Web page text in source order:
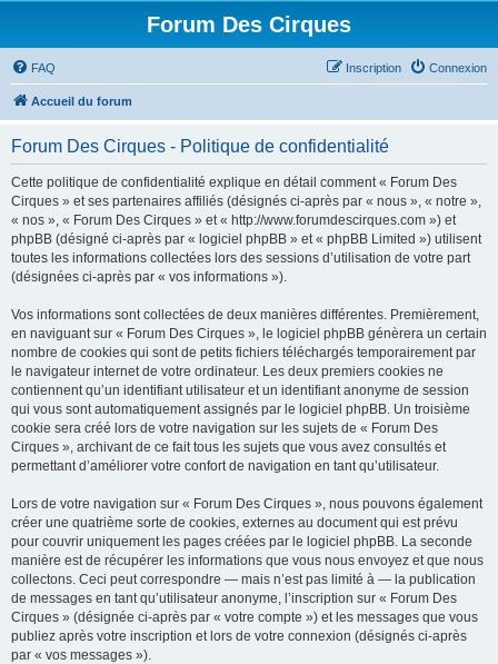
Forum Des Cirques
FAQ Connexion
Inscription
Accueil du forum
Forum Des Cirques - Politique de confidentialité
Cette politique de confidentialité explique en détail comment « Forum Des
Cirques » et ses partenaires affiliés (désignés ci-après par « nous », « notre »,
« nos », « Forum Des Cirques » et « http://www.forumdescirques.com ») et
phpBB (désigné ci-après par « logiciel phpBB » et « phpBB Limited ») utilisent
toutes les informations collectées lors des sessions d’utilisation de votre part
(désignées ci-après par « vos informations »).
Vos informations sont collectées de deux manières différentes. Premièrement,
en naviguant sur « Forum Des Cirques », le logiciel phpBB génèrera un certain
nombre de cookies qui sont de petits fichiers téléchargés temporairement par
le navigateur internet de votre ordinateur. Les deux premiers cookies ne
contiennent qu’un identifiant utilisateur et un identifiant anonyme de session
qui vous sont automatiquement assignés par le logiciel phpBB. Un troisième
cookie sera créé lors de votre navigation sur les sujets de « Forum Des
Cirques », archivant de ce fait tous les sujets que vous avez consultés et
permettant d’améliorer votre confort de navigation en tant qu’utilisateur.
Lors de votre navigation sur « Forum Des Cirques », nous pouvons également
créer une quatrième sorte de cookies, externes au document qui est prévu
pour couvrir uniquement les pages créées par le logiciel phpBB. La seconde
manière est de récupérer les informations que vous nous envoyez et que nous
collectons. Ceci peut correspondre — mais n’est pas limité à — la publication
de messages en tant qu’utilisateur anonyme, l’inscription sur « Forum Des
Cirques » (désignée ci-après par « votre compte ») et les messages que vous
publiez après votre inscription et lors de votre connexion (désignés ci-après
par « vos messages »).